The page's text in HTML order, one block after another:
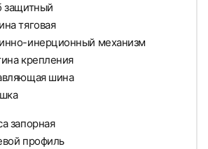
защитный
тяговая
инерционный механизм
крепления
шина
запорная
профиль